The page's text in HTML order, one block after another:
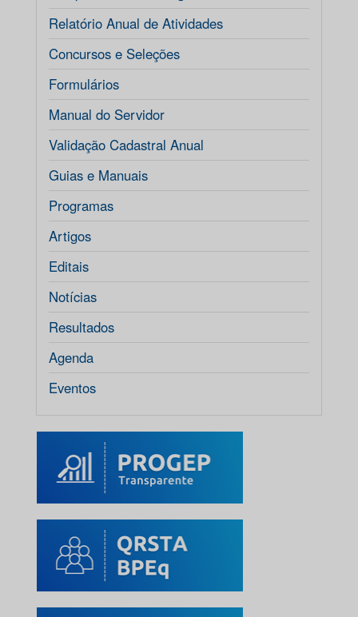
Relatório Anual de Atividades
Concursos e Seleções
Formulários
Manual do Servidor
Validação Cadastral Anual
Guias e Manuais
Programas
Artigos
Editais
Notícias
Resultados
Agenda
Eventos